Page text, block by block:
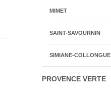
MIMET
SAINT-SAVOURNIN
SIMIANE-COLLONGUE
PROVENCE VERTE